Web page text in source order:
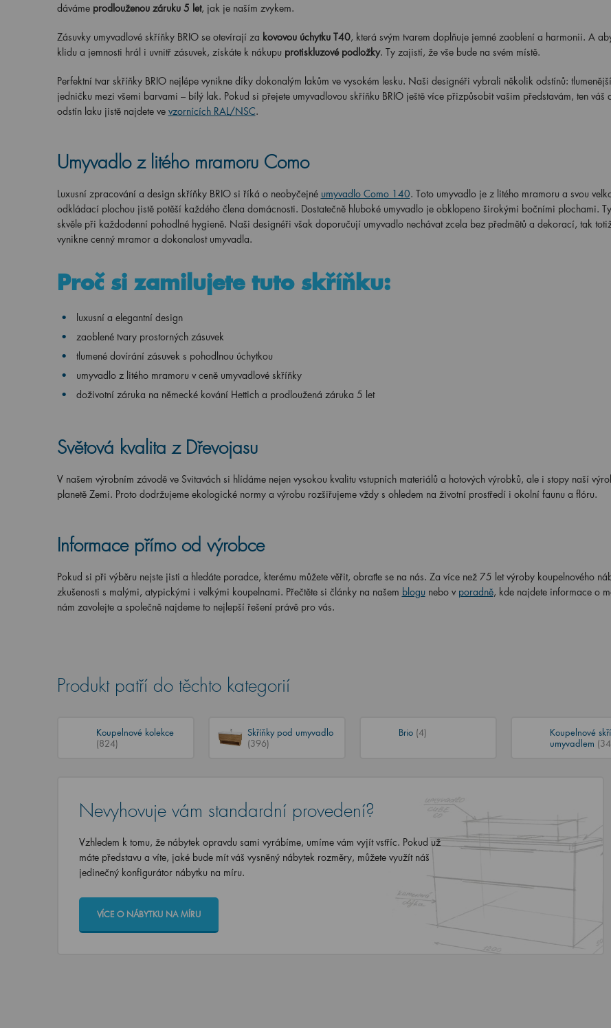
dáváme prodlouženou záruku 5 let, jak je naším zvykem.
Zásuvky umyvadlové skříňky BRIO se otevírají za kovovou úchytku T40, která svým tvarem doplňuje jemné zaoblení a harmonii. A
klidu a jemnosti hrál i uvnitř zásuvek, získáte k nákupu protiskluzové podložky. Ty zajistí, že vše bude na svém místě.
Perfektní tvar skříňky BRIO nejlépe vynikne díky dokonalým lakům ve vysokém lesku. Naši designéři vybrali několik odstínů:
jedničku mezi všemi barvami – bílý lak. Pokud si přejete umyvadlovou skříňku BRIO ještě více přizpůsobit vašim představám, ten váš
odstín laku jistě najdete ve vzornících RAL/NSC.
Umyvadlo z litého mramoru Como
Luxusní zpracování a design skříňky BRIO si říká o neobyčejné umyvadlo Como 140. Toto umyvadlo je z litého mramoru a svou
odkládací plochou jistě potěší každého člena domácnosti. Dostatečně hluboké umyvadlo je obklopeno širokými bočními plochami.
skvěle při každodenní pohodlné hygieně. Naši designéři však doporučují umyvadlo nechávat zcela bez předmětů a dekorací, tak
vynikne cenný mramor a dokonalost umyvadla.
Proč si zamilujete tuto skříňku:
luxusní a elegantní design
zaoblené tvary prostorných zásuvek
tlumené dovírání zásuvek s pohodlnou úchytkou
umyvadlo z litého mramoru v ceně umyvadlové skříňky
doživotní záruka na německé kování Hettich a prodloužená záruka 5 let
Světová kvalita z Dřevojasu
V našem výrobním závodě ve Svitavách si hlídáme nejen vysokou kvalitu vstupních materiálů a hotových výrobků, ale i stopy naší
planetě Zemi. Proto dodržujeme ekologické normy a výrobu rozšiřujeme vždy s ohledem na životní prostředí i okolní faunu a flóru.
Informace přímo od výrobce
Pokud si při výběru nejste jisti a hledáte poradce, kterému můžete věřit, obraťte se na nás. Za více než 75 let výroby koupelnového
zkušenosti s malými, atypickými i velkými koupelnami. Přečtěte si články na našem blogunebo v poradně, kde najdete informace o
nám zavolejte a společně najdeme to nejlepší řešení právě pro vás.
Produkt patří do těchto kategorií
Koupelnové kolekce
(824)
Skříňky pod umyvadlo
(396)
Brio (4)
Koupelnové
umyvadlem
Nevyhovuje vám standardní provedení?
Vzhledem k tomu, že nábytek opravdu sami vyrábíme, umíme vám vyjít vstříc. Pokud už
máte představu a víte, jaké bude mít váš vysněný nábytek rozměry, můžete využít náš
jedinečný konfigurátor nábytku na míru.
VÍCE O NÁBYTKU NA MÍRU